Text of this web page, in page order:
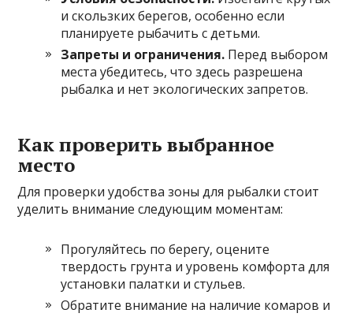
и скользких берегов, особенно если
планируете рыбачить с детьми.
Запреты и ограничения. Перед выбором
места убедитесь, что здесь разрешена
рыбалка и нет экологических запретов.
Как проверить выбранное
место
Для проверки удобства зоны для рыбалки стоит
уделить внимание следующим моментам:
Прогуляйтесь по берегу, оцените
твердость грунта и уровень комфорта для
установки палатки и стульев.
Обратите внимание на наличие комаров и